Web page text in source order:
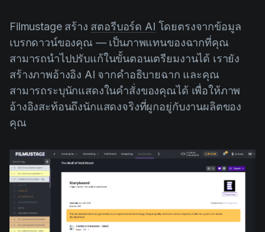
Filmustage สร้าง สตอรีบอร์ด AI โดยตรงจากข้อมูล
เบรกดาวน์ของคุณ — เป็นภาพแทนของฉากที่คุณ
สามารถนำไปปรับแก้ในขั้นตอนเตรียมงานได้ เรายัง
สร้างภาพอ้างอิง AI จากคำอธิบายฉาก และคุณ
สามารถระบุนักแสดงในคำสั่งของคุณได้ เพื่อให้ภาพ
อ้างอิงสะท้อนถึงนักแสดงจริงที่ผูกอยู่กับงานผลิตของ
คุณ